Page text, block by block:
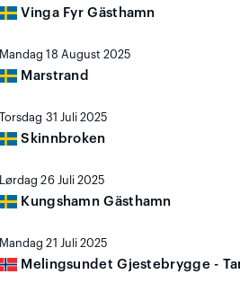
Vinga Fyr Gästhamn
Mandag 18 August 2025
Marstrand
Torsdag 31 Juli 2025
Skinnbroken
Lørdag 26 Juli 2025
Kungshamn Gästhamn
Mandag 21 Juli 2025
Melingsundet Gjestebrygge -